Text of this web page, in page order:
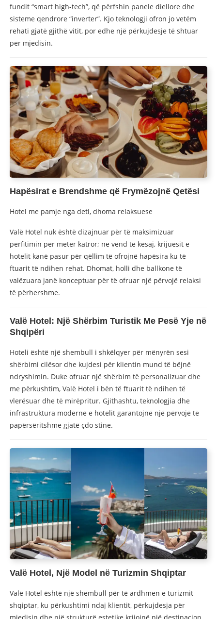
fundit “smart high-tech”, që përfshin panele diellore dhe
sisteme qendrore “inverter”. Kjo teknologji ofron jo vetëm
rehati gjatë gjithë vitit, por edhe një përkujdesje të shtuar
për mjedisin.
Hapësirat e Brendshme që Frymëzojnë Qetësi
Hotel me pamje nga deti, dhoma relaksuese
Valë Hotel nuk është dizajnuar për të maksimizuar
përfitimin për metër katror; në vend të kësaj, krijuesit e
hotelit kanë pasur për qëllim të ofrojnë hapësira ku të
ftuarit të ndihen rehat. Dhomat, holli dhe ballkone të
valëzuara janë konceptuar për të ofruar një përvojë relaksi
të përhershme.
Valë Hotel: Një Shërbim Turistik Me Pesë Yje në
Shqipëri
Hoteli është një shembull i shkëlqyer për mënyrën sesi
shërbimi cilësor dhe kujdesi për klientin mund të bëjnë
ndryshimin. Duke ofruar një shërbim të personalizuar dhe
me përkushtim, Valë Hotel i bën të ftuarit të ndihen të
vlerësuar dhe të mirëpritur. Gjithashtu, teknologjia dhe
infrastruktura moderne e hotelit garantojnë një përvojë të
papërsëritshme gjatë çdo stine.
Valë Hotel, Një Model në Turizmin Shqiptar
Valë Hotel është një shembull për të ardhmen e turizmit
shqiptar, ku përkushtimi ndaj klientit, përkujdesja për